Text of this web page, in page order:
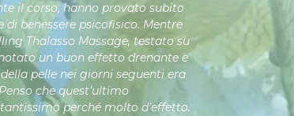
il corso, hanno provato subito
di benessere psicofisico. Mentre
Thalasso Massage, testato su
un buon effetto drenante e
pelle nei giorni seguenti era
che quest’ultimo
perché molto d’effetto.